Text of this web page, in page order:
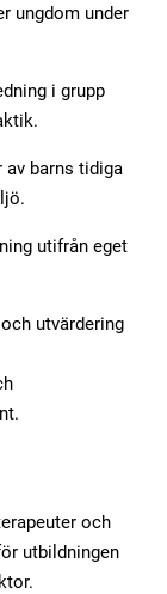
ungdom under
i grupp
av barns tidiga
utifrån eget
utvärdering
och
utbildningen